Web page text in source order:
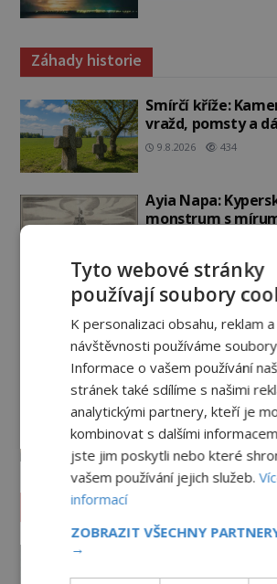
Záhady historie
Smírčí kříže:
vražd, pomsty a
9.8.2026 434
Ayia Napa:
monstrum s
7.8.2026 5.4TIS
Ztracený hrob
Tajná výprava,
nejslavnější
7.8.2026
Kam zmizely
Relikvie, které
dodnes budí úžas
6.8.2026 3.3TIS
Paranormální jevy
Tyto webové stránky
používají soubory
K personalizaci obsahu, reklam
návštěvnosti používáme
Informace o vašem používání
stránek také sdílíme s našimi
analytickými partnery, kteří je
kombinovat s dalšími
jste jim poskytli nebo které
vašem používání jejich služeb.
informací
ZOBRAZIT VŠECHNY
→